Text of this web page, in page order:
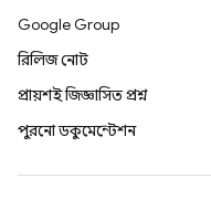
Google Group
রিলিজ নোট
প্রায়শই জিজ্ঞাসিত প্রশ্ন
পুরনো ডকুমেন্টেশন